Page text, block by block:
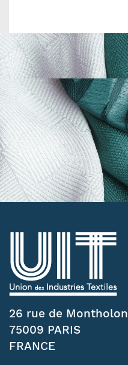
26 rue de Montholon
75009 PARIS
FRANCE